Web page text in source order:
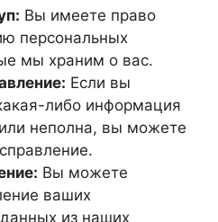
Вы имеете право
персональных
мы храним о вас.
Если вы
либо информация
неполна, вы можете
Вы можете
ваших
из наших